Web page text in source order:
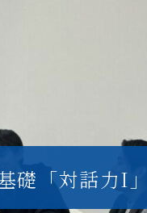
礎「対話力I